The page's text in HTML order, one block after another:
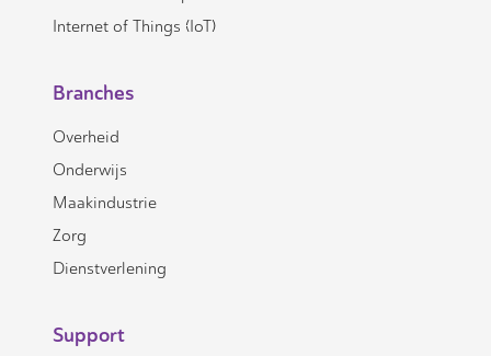
Internet of Things (IoT)
Branches
Overheid
Onderwijs
Maakindustrie
Zorg
Dienstverlening
Support